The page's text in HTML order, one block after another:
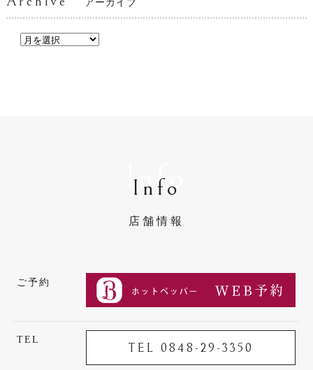
アーカイブ
Info
Info
店舗情報
ご予約
TEL
TEL 0848-29-3350